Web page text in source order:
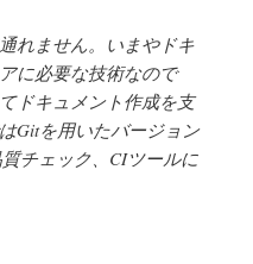
れません。いまやドキ
に必要な技術なので
ドキュメント作成を支
Gitを用いたバージョン
チェック、CIツールに